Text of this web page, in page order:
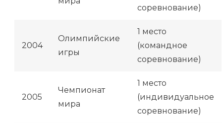
соревнование)
2004
Олимпийские
игры
1 место
(командное
соревнование)
2005
Чемпионат
мира
1 место
(индивидуальное
соревнование)